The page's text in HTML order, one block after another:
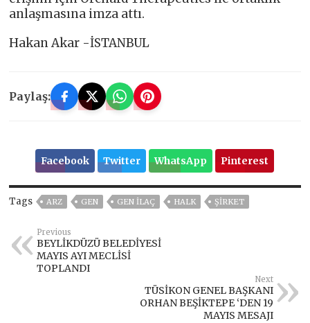
anlaşmasına imza attı.
Hakan Akar -İSTANBUL
Paylaş:
Facebook Twitter WhatsApp Pinterest
Tags ARZ GEN GEN İLAÇ HALK ŞİRKET
Previous
BEYLİKDÜZÜ BELEDİYESİ
MAYIS AYI MECLİSİ
TOPLANDI
Next
TÜSİKON GENEL BAŞKANI
ORHAN BEŞİKTEPE ‘DEN 19
MAYIS MESAJI